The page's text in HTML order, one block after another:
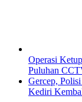
Operasi
Puluhan
Gercep,
Kediri